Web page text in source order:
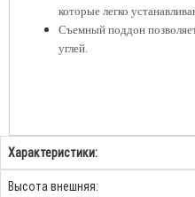
которые легко
Съемный поддон
углей.
Характеристики:
Высота внешняя: